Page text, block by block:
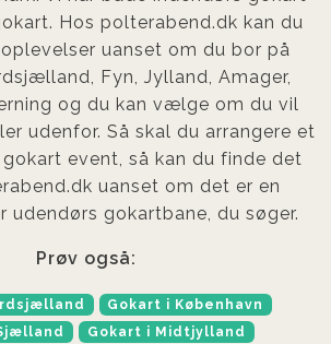
Hos polterabend.dk kan du
uanset om du bor på
Fyn, Jylland, Amager,
og du kan vælge om du vil
udenfor. Så skal du arrangere et
event, så kan du finde det
uanset om det er en
udendørs gokartbane, du søger.
Prøv også:
Gokart i København
Gokart i Midtjylland